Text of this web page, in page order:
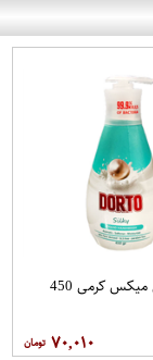
مایع دسشویی میکس کرمی 450
۷۰,۰۱۰